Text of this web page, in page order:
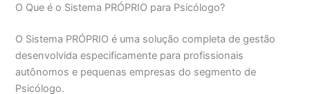
O Que é o Sistema PRÓPRIO para Psicólogo?
O Sistema PRÓPRIO é uma solução completa de gestão
desenvolvida especificamente para profissionais
autônomos e pequenas empresas do segmento de
Psicólogo.